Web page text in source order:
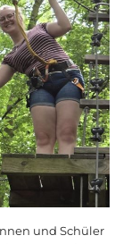
und Schüler